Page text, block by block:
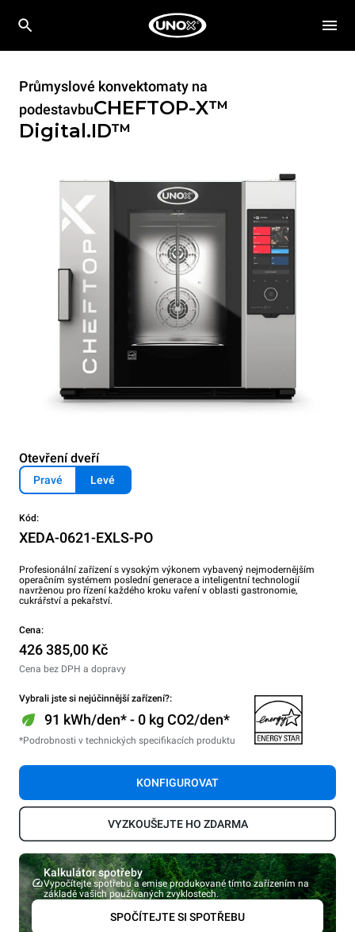
Průmyslové konvektomaty na
podestavbuCHEFTOP-X™
Digital.ID™
Otevření dveří
Pravé Levé
Kód:
XEDA-0621-EXLS-PO
Profesionální zařízení s vysokým výkonem vybavený nejmodernějším
operačním systémem poslední generace a inteligentní technologií
navrženou pro řízení každého kroku vaření v oblasti gastronomie,
cukrářství a pekařství.
Cena:
426 385,00 Kč
Cena bez DPH a dopravy
Vybrali jste si nejúčinnější zařízení?:
91 kWh/den* - 0 kg CO2/den*
*Podrobnosti v technických specifikacích produktu
KONFIGUROVAT
VYZKOUŠEJTE HO ZDARMA
Kalkulátor spotřeby
Vypočítejte spotřebu a emise produkované tímto zařízením na
základě vašich používaných zvyklostech.
SPOČÍTEJTE SI SPOTŘEBU